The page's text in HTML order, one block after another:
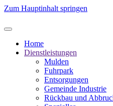
Zum Hauptinhalt springen
Home
Dienstleistungen
Mulden
Fuhrpark
Entsorgungen
Gemeinde Industrie
Rückbau und